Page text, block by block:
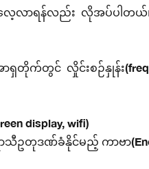
ေ့လာရန်လည်း လိုအပ်ပါတ
ရှတိုက်တွင် လှိုင်းစဉ်နှုန်း
display, wifi)
တုဒဏ်ခံနိုင်မည့် ကာဗာ